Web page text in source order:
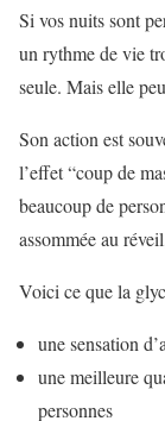
Si vos nuits sont
un rythme de vie
seule. Mais elle
Son action est
l’effet “coup de
beaucoup de
assommée au
Voici ce que la
une sensation
une meilleure
personnes